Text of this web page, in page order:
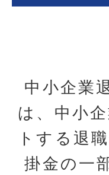
中小企業
は、中小
トする退
掛金の一